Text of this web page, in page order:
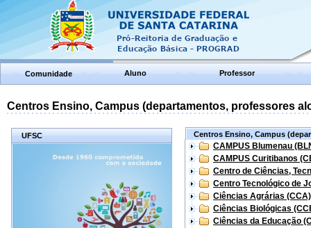
Comunidade Aluno Professor
Centros Ensino, Campus (departamentos, professores
UFSC Centros Ensino, Campus
CAMPUS Blumenau
CAMPUS Curitibanos
Centro de Ciências,
Centro Tecnológico de
Ciências Agrárias (CCA)
Ciências Biológicas
Ciências da Educação